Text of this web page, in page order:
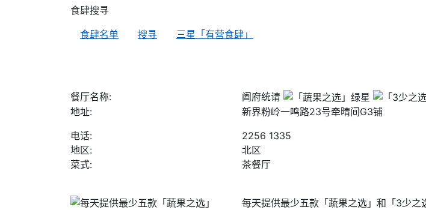
食肆搜寻
食肆名单
搜寻 三星「有营食肆」
餐厅名称:
阖府统请
地址:
新界粉岭一鸣路23号牵晴间G3铺
电话:
2256 1335
地区:
北区
菜式:
茶餐厅
每天提供最少五款「蔬果之选」和「3少之